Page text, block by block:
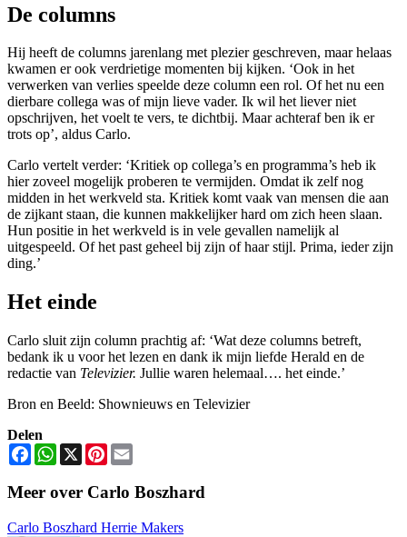
De columns
Hij heeft de columns jarenlang met plezier geschreven, maar helaas
kwamen er ook verdrietige momenten bij kijken. ‘Ook in het
verwerken van verlies speelde deze column een rol. Of het nu een
dierbare collega was of mijn lieve vader. Ik wil het liever niet
opschrijven, het voelt te vers, te dichtbij. Maar achteraf ben ik er
trots op’, aldus Carlo.
Carlo vertelt verder: ‘Kritiek op collega’s en programma’s heb ik
hier zoveel mogelijk proberen te vermijden. Omdat ik zelf nog
midden in het werkveld sta. Kritiek komt vaak van mensen die aan
de zijkant staan, die kunnen makkelijker hard om zich heen slaan.
Hun positie in het werkveld is in vele gevallen namelijk al
uitgespeeld. Of het past geheel bij zijn of haar stijl. Prima, ieder zijn
ding.’
Het einde
Carlo sluit zijn column prachtig af: ‘Wat deze columns betreft,
bedank ik u voor het lezen en dank ik mijn liefde Herald en de
redactie van Televizier. Jullie waren helemaal…. het einde.’
Bron en Beeld: Shownieuws en Televizier
Delen
FacebookWhatsApp
X Pinterest
Meer over Carlo Boszhard
Carlo Boszhard Herrie Makers